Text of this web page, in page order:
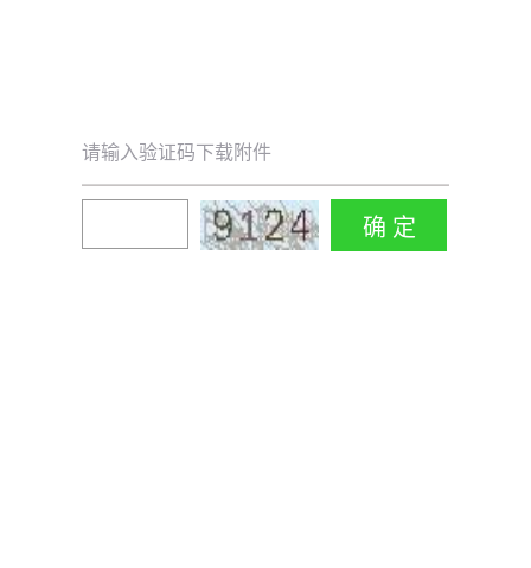
请输入验证码下载附件